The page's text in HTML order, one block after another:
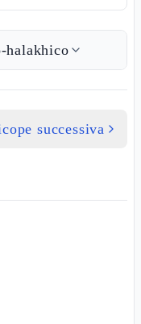
halakhico
successiva